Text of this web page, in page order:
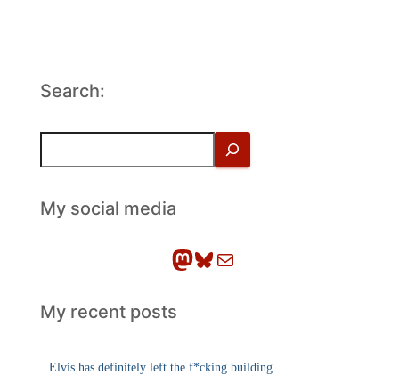
Search:
h
eMy social media
Mastodon Bluesky E-Mail
My recent posts
Elvis has definitely left the f*cking building